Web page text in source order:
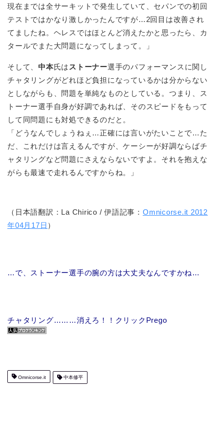
現在までは全サーキットで発生していて、セパンでの初回
テストではかなり激しかったんですが…2回目は改善され
てましたね。ヘレスではほとんど消えたかと思ったら、カ
タールでまた大問題になってしまって。」
そして、中本氏は ストーナー選手のパフォーマンスに関し
チャタリングがどれほど負担になっているかは分からない
としながらも、問題を単純なものとしている。つまり、ス
トーナー選手自身が好調であれば、そのスピードをもって
して同問題にも対処できるのだと。
「どうなんでしょうねぇ…正確には言いがたいことで…た
だ、これだけは言えるんですが、ケーシーが好調ならばチ
ャタリングなど問題にさえならないですよ。それを抱えな
がらも最速で走れるんですからね。」
（日本語翻訳：La Chirico / 伊語記事： Omnicorse.it 2012
年04月17日 ）
…で、ストーナー選手の腕の方は大丈夫なんですかね…
チャタリング………消えろ！！クリックPrego
Omnicorse.it 中本修平